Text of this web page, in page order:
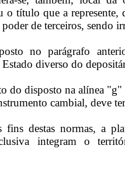
o título que a represente,
poder de terceiros, sendo
no parágrafo
diverso do
do disposto na alínea
cambial, deve
fins destas normas, a
integram o